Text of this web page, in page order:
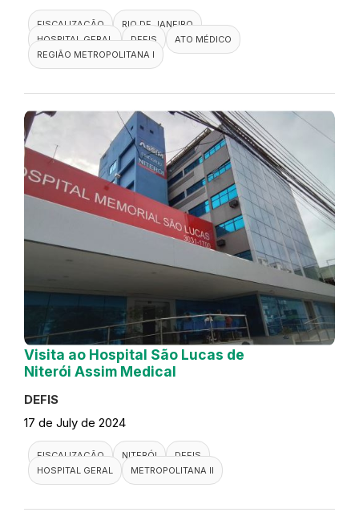
FISCALIZAÇÃO
RIO DE JANEIRO
HOSPITAL GERAL
DEFIS
ATO MÉDICO
REGIÃO METROPOLITANA I
Visita ao Hospital São Lucas de
Niterói Assim Medical
DEFIS
17 de July de 2024
FISCALIZAÇÃO NITERÓI
DEFIS
HOSPITAL GERAL
METROPOLITANA II